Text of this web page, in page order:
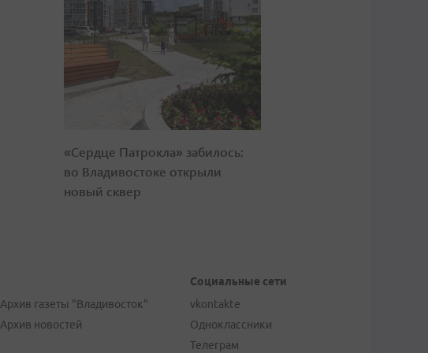
«Сердце Патрокла» забилось:
во Владивостоке открыли
новый сквер
Архив газеты "Владивосток"
Архив новостей
Социальные сети
vkontakte
Одноклассники
Телеграм